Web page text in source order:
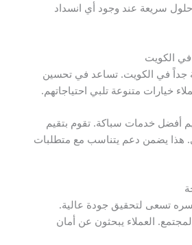
سريعة عند وجود أي انسداد
الكويت
جداً في الكويت. تساعد في تحسين
خيارات متنوعة تلبي احتياجاتهم.
أفضل خدمات سباكة. تقوم بتقيم
هذا يضمن دعم يتناسب مع متطلبات
تسعى لتحقيق جودة عالية.
العملاء يبحثون عن أمان